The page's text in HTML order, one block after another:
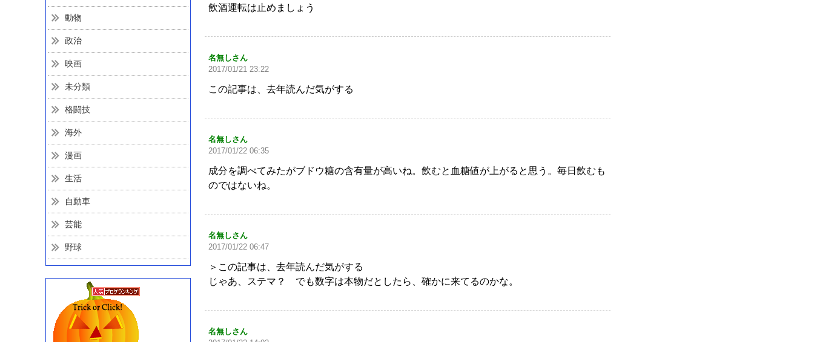
動物
政治
映画
未分類
格闘技
海外
漫画
生活
自動車
芸能
野球
飲酒運転は止めましょう
名無しさん
2017/01/21 23:22
この記事は、去年読んだ気がする
名無しさん
2017/01/22 06:35
成分を調べてみたがブドウ糖の含有量が高いね。飲むと血糖値が上がると思う。毎日飲むも
のではないね。
名無しさん
2017/01/22 06:47
＞この記事は、去年読んだ気がする
じゃあ、ステマ？ でも数字は本物だとしたら、確かに来てるのかな。
名無しさん